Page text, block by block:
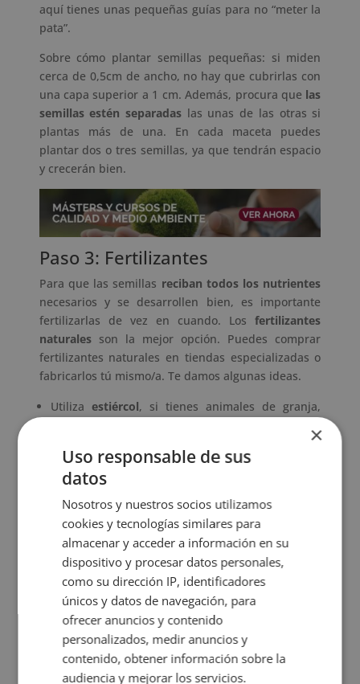
aquí tienes unas pequeñas guías para no “meter la
pata”.
Sobre cómo plantar semillas pequeñas: si miden
cerca de 0,5cm de ancho, no hay que cubrirlas con
una capa superior a 1 cm. Además, procura que las
semillas estén separadas las unas de las otras si
plantas más de una. En cada maceta puedes
plantar dos o tres semillas, ya que tendrán espacio
y crecerán bien.
Paso 3: Fertilizantes
Para que las semillas reciban todos los nutrientes
necesarios y se desarrollen bien, es importante
fertilizarlas de vez en cuando. Losfertilizantes
naturalesson la mejor opción. Puedes comprar
fertilizantes naturales en tiendas especializadas o
fabricarlos tú mismo/a. Te damos algunas ideas.
Utiliza estiércol, si tienes animales de granja,
Puedes utilizar
hierba recién cortada
enriquecer el suelo con nutrientes. Llena un
malas hierbas. Añade agua y déjalo reposar un
día o dos. Finalmente, mezcla una taza de la
hierba líquida con diez tazas de agua. Aplica la
mezcla sobre el sustrato de las plantas.
Los
posos de café son un excelente fertilizante y,
además, un potente antioxidante. Por otro lado,
las pieles de algunas frutas como el plátano o la
naranja también son una buena opción.
Lascáscaras de huevo machacadas
×
Uso responsable de sus
datos
Nosotros y nuestros socios utilizamos
cookies y tecnologías similares para
almacenar y acceder a información en su
dispositivo y procesar datos personales,
como su dirección IP, identificadores
únicos y datos de navegación, para
ofrecer anuncios y contenido
personalizados, medir anuncios y
contenido, obtener información sobre la
audiencia y mejorar los servicios.